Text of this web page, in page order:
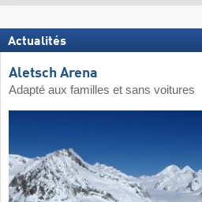
Actualités
Aletsch Arena
Adapté aux familles et sans voitures